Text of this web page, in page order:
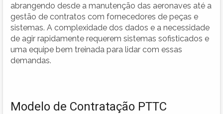
abrangendo desde a manutenção das aeronaves até a
gestão de contratos com fornecedores de peças e
sistemas. A complexidade dos dados e a necessidade
de agir rapidamente requerem sistemas sofisticados e
uma equipe bem treinada para lidar com essas
demandas.
Modelo de Contratação PTTC